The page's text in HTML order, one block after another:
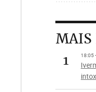
MAIS
1
18:05